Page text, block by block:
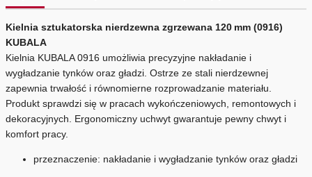
Kielnia sztukatorska nierdzewna zgrzewana 120 mm (0916)
KUBALA
Kielnia KUBALA 0916 umożliwia precyzyjne nakładanie i
wygładzanie tynków oraz gładzi. Ostrze ze stali nierdzewnej
zapewnia trwałość i równomierne rozprowadzanie materiału.
Produkt sprawdzi się w pracach wykończeniowych, remontowych i
dekoracyjnych. Ergonomiczny uchwyt gwarantuje pewny chwyt i
komfort pracy.
przeznaczenie: nakładanie i wygładzanie tynków oraz gładzi